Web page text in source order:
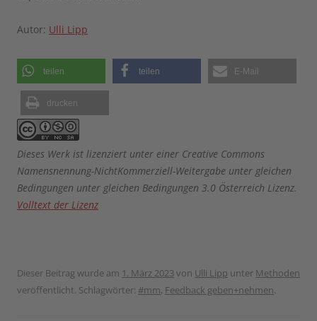
Autor: Ulli Lipp
teilen teilen E-Mail
drucken
Dieses Werk ist lizenziert unter einer Creative Commons
Namensnennung-NichtKommerziell-Weitergabe unter gleichen
Bedingungen unter gleichen Bedingungen 3.0 Österreich Lizenz.
Volltext der Lizenz
Dieser Beitrag wurde am 1. März 2023von Ulli Lipp unter Methoden
veröffentlicht. Schlagwörter: #mm, Feedback geben+nehmen.